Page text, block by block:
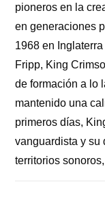
pioneros en la
en generaciones
1968 en
Fripp, King
de formación a lo
mantenido una
primeros días,
vanguardista y su
territorios